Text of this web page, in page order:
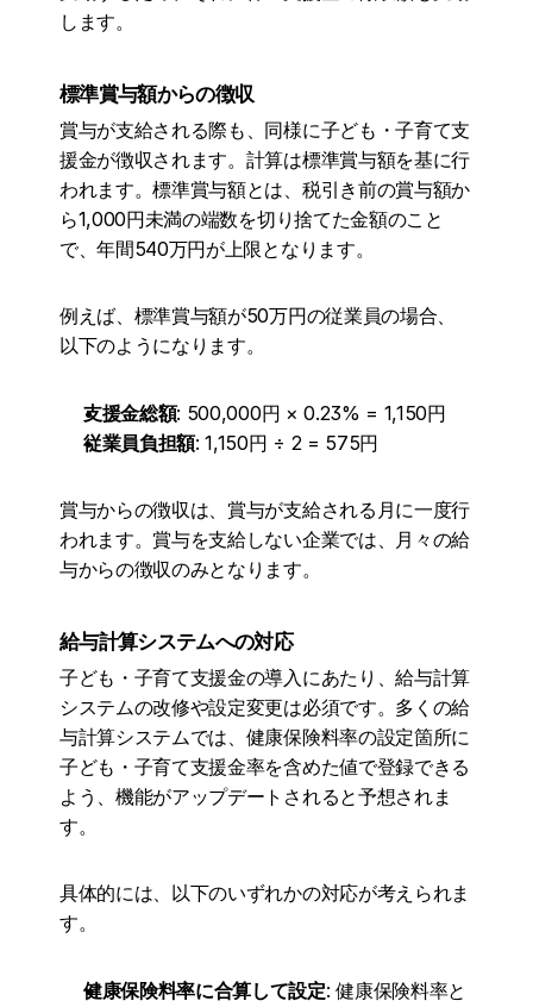
します。
標準賞与額からの徴収
賞与が支給される際も、同様に子ども・子育て支
援金が徴収されます。計算は標準賞与額を基に行
われます。標準賞与額とは、税引き前の賞与額か
ら1,000円未満の端数を切り捨てた金額のこと
で、年間540万円が上限となります。
例えば、標準賞与額が50万円の従業員の場合、
以下のようになります。
支援金総額: 500,000円 × 0.23% = 1,150円
従業員負担額: 1,150円 ÷ 2 = 575円
賞与からの徴収は、賞与が支給される月に一度行
われます。賞与を支給しない企業では、月々の給
与からの徴収のみとなります。
給与計算システムへの対応
子ども・子育て支援金の導入にあたり、給与計算
システムの改修や設定変更は必須です。多くの給
与計算システムでは、健康保険料率の設定箇所に
子ども・子育て支援金率を含めた値で登録できる
よう、機能がアップデートされると予想されま
す。
具体的には、以下のいずれかの対応が考えられま
す。
健康保険料率に合算して設定: 健康保険料率と